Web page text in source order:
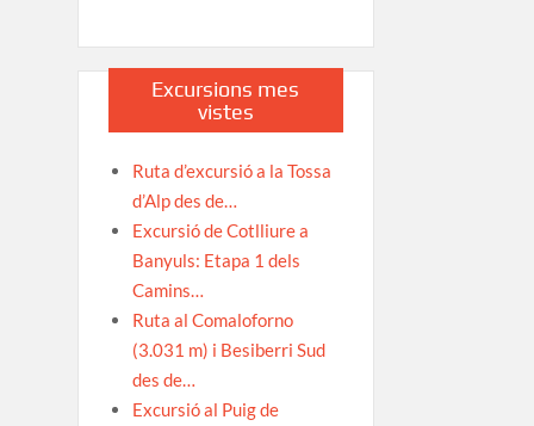
Excursions mes
vistes
Ruta d’excursió a la Tossa
d’Alp des de…
Excursió de Cotlliure a
Banyuls: Etapa 1 dels
Camins…
Ruta al Comaloforno
(3.031 m) i Besiberri Sud
des de…
Excursió al Puig de